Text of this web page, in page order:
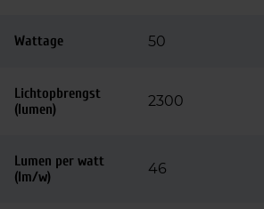
Wattage 50
Lichtopbrengst
(lumen)
2300
Lumen per watt
(lm/w)
46